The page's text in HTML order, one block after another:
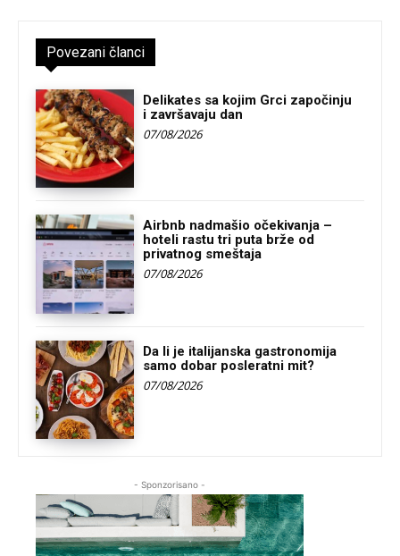
Povezani članci
Delikates sa kojim Grci započinju
i završavaju dan
07/08/2026
Airbnb nadmašio očekivanja –
hoteli rastu tri puta brže od
privatnog smeštaja
07/08/2026
Da li je italijanska gastronomija
samo dobar posleratni mit?
07/08/2026
- Sponzorisano -